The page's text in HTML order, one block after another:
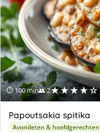
⏱ 100 min👥 2★★★★☆
Papoutsakia spitika
Avondeten & hoofdgerechten